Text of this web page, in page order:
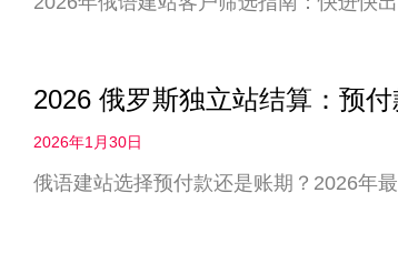
2026 俄罗斯独立站结算：预
2026年1月30日
俄语建站选择预付款还是账期？2026年